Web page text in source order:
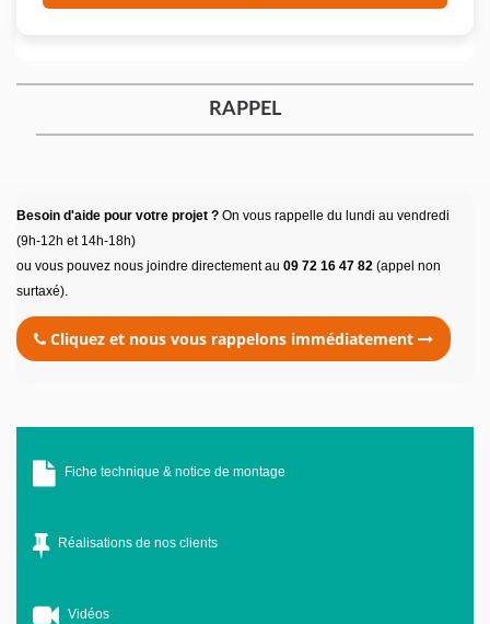
RAPPEL
Besoin d'aide pour votre projet ? On vous rappelle du lundi au vendredi
(9h-12h et 14h-18h)
ou vous pouvez nous joindre directement au 09 72 16 47 82 (appel non
surtaxé).
Cliquez et nous vous rappelons immédiatement
Fiche technique & notice de montage
Réalisations de nos clients
Vidéos